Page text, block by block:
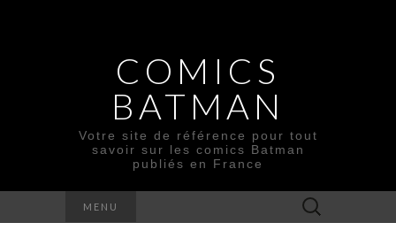
COMICS
BATMAN
Votre site de référence pour tout
savoir sur les comics Batman
publiés en France
MENU Rechercher :